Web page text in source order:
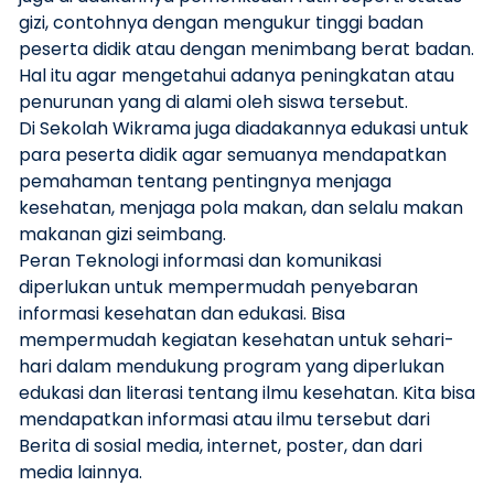
gizi, contohnya dengan mengukur tinggi badan
peserta didik atau dengan menimbang berat badan.
Hal itu agar mengetahui adanya peningkatan atau
penurunan yang di alami oleh siswa tersebut.
Di Sekolah Wikrama juga diadakannya edukasi untuk
para peserta didik agar semuanya mendapatkan
pemahaman tentang pentingnya menjaga
kesehatan, menjaga pola makan, dan selalu makan
makanan gizi seimbang.
Peran Teknologi informasi dan komunikasi
diperlukan untuk mempermudah penyebaran
informasi kesehatan dan edukasi. Bisa
mempermudah kegiatan kesehatan untuk sehari-
hari dalam mendukung program yang diperlukan
edukasi dan literasi tentang ilmu kesehatan. Kita bisa
mendapatkan informasi atau ilmu tersebut dari
Berita di sosial media, internet, poster, dan dari
media lainnya.